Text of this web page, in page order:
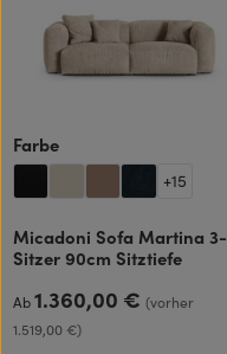
Farbeauswählen
+15
Micadoni Sofa Martina 3-
Sitzer 90cm Sitztiefe
Regulärer Preis:
Ab1.360,00 €(vorher
1.519,00 €)